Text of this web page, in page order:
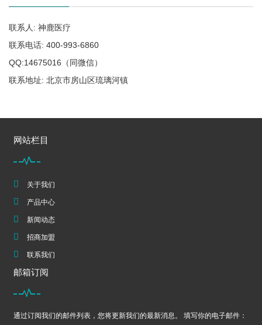
联系人: 神鹿医疗
联系电话: 400-993-6860
QQ:14675016（同微信）
联系地址: 北京市房山区琉璃河镇
网站栏目
关于我们
产品中心
新闻动态
招商加盟
联系我们
邮箱订阅
通过订阅我们的邮件列表，您将更新我们的最新消息。 填写你的电子邮件：